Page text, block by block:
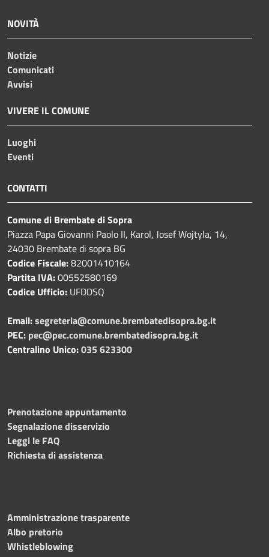
NOVITÀ
Notizie
Comunicati
Avvisi
VIVERE IL COMUNE
Luoghi
Eventi
CONTATTI
Comune di Brembate di Sopra
Piazza Papa Giovanni Paolo II, Karol, Josef Wojtyla, 14,
24030 Brembate di sopra BG
Codice Fiscale:82001410164
Partita IVA:00552580169
Codice Ufficio: UFDDSQ
Email:segreteria@comune.brembatedisopra.bg.it
PEC: pec@pec.comune.brembatedisopra.bg.it
Centralino Unico:035 623300
Prenotazione appuntamento
Segnalazione disservizio
Leggi le FAQ
Richiesta di assistenza
Amministrazione trasparente
Albo pretorio
Whistleblowing